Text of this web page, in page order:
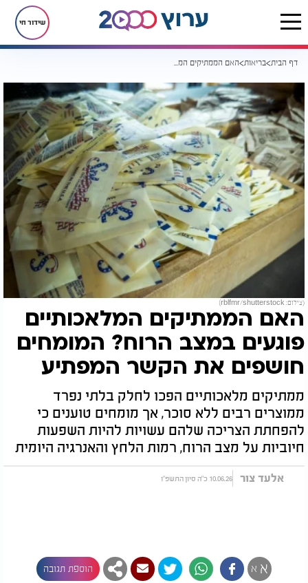
שידור חי
דף הבית בריאות האם הממתיקים המלאכותיים פוגעים במצב הרוח? המומחים חושפים את הקשר המפתיע
(צילום: rblfmr/shutterstock)
האם הממתיקים המלאכותיים
פוגעים במצב הרוח? המומחים
חושפים את הקשר המפתיע
ממתיקים מלאכותיים הפכו לחלק בלתי נפרד
ממוצרים רבים ללא סוכר, אך מומחים טוענים כי
להפחתת הצריכה שלהם עשויות להיות השפעות
חיוביות על מצב הרוח, רמות הלחץ והאנרגיה היומית
אלעד צור 10.06.26 כ"ה סיון התשפ"ו
א א הוספת תגובה